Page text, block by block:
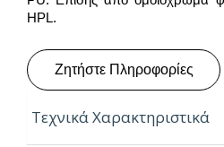
HPL.
Ζητήστε Πληροφορίες
Τεχνικά Χαρακτηριστικά